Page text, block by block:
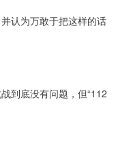
认为万敢于把这样的话
到底没有问题，但“112